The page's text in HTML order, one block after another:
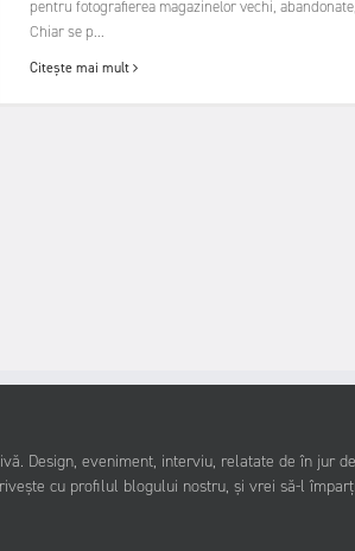
pentru fotografierea magazinelor vechi,
Chiar se p...
Citește mai mult
Design, eveniment, interviu, relatate de în jur
cu profilul blogului nostru, și vrei să-l